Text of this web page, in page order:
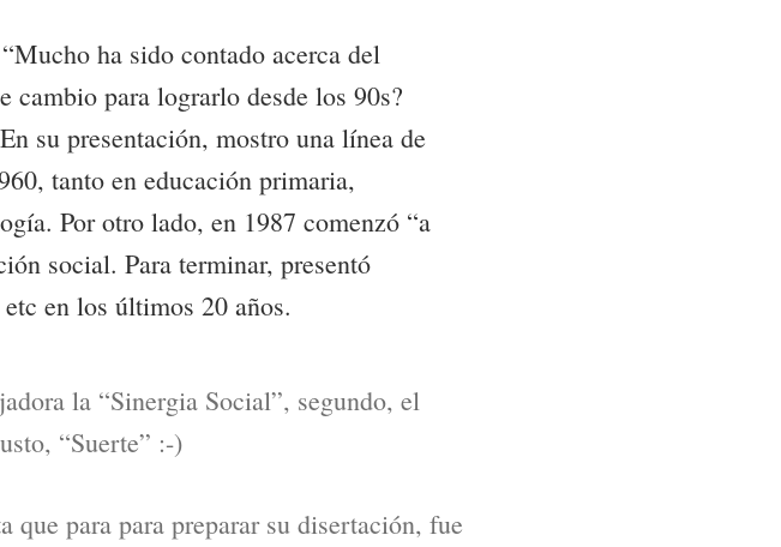
ha sido contado acerca del
cambio para lograrlo desde los 90s?
su presentación, mostro una línea de
tanto en educación primaria,
Por otro lado, en 1987 comenzó “a
social. Para terminar, presentó
en los últimos 20 años.
la “Sinergia Social”, segundo, el
“Suerte” :-)
para para preparar su disertación, fue